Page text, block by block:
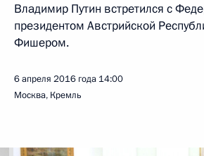
Владимир Путин встретился с
президентом Австрийской
Фишером.
6 апреля 2016 года 14:00
Москва, Кремль